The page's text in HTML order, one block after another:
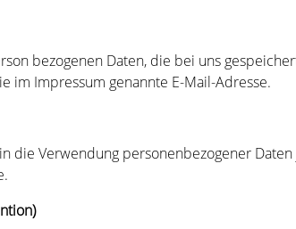
bezogenen Daten, die bei uns
im Impressum genannte E-Mail-Adresse.
die Verwendung personenbezogener